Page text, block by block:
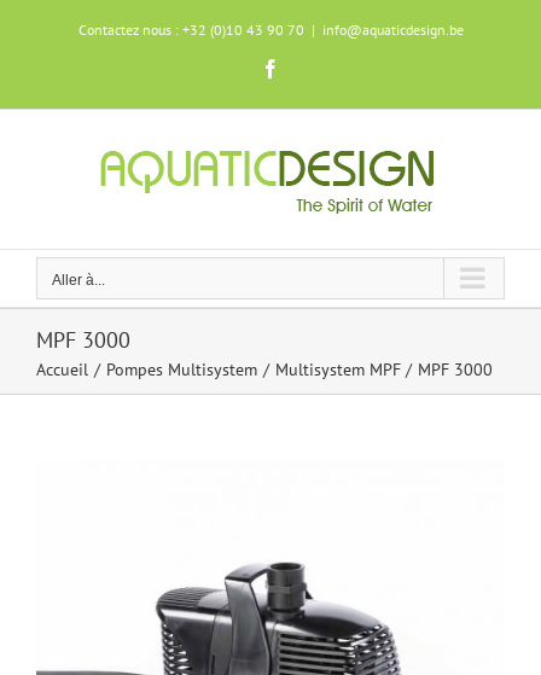
Contactez nous : +32 (0)10 43 90 70 | info@aquaticdesign.be
Aller à...
MPF 3000
Accueil Pompes Multisystem Multisystem MPF MPF 3000